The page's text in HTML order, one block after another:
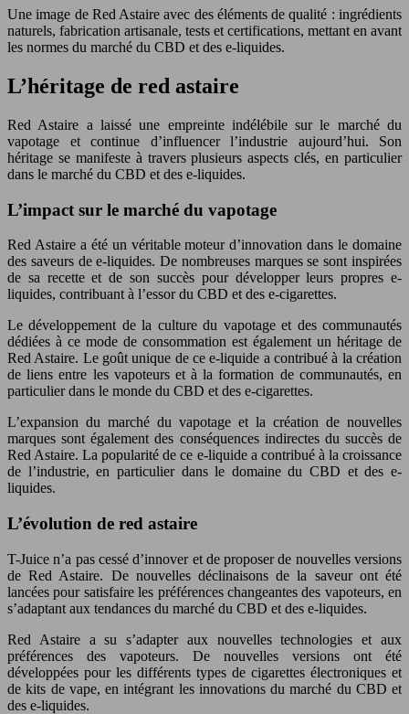
Une image de Red Astaire avec des éléments de qualité : ingrédients
naturels, fabrication artisanale, tests et certifications, mettant en avant
les normes du marché du CBD et des e-liquides.
L’héritage de red astaire
Red Astaire a laissé une empreinte indélébile sur le marché du
vapotage et continue d’influencer l’industrie aujourd’hui. Son
héritage se manifeste à travers plusieurs aspects clés, en particulier
dans le marché du CBD et des e-liquides.
L’impact sur le marché du vapotage
Red Astaire a été un véritable moteur d’innovation dans le domaine
des saveurs de e-liquides. De nombreuses marques se sont inspirées
de sa recette et de son succès pour développer leurs propres e-
liquides, contribuant à l’essor du CBD et des e-cigarettes.
Le développement de la culture du vapotage et des communautés
dédiées à ce mode de consommation est également un héritage de
Red Astaire. Le goût unique de ce e-liquide a contribué à la création
de liens entre les vapoteurs et à la formation de communautés, en
particulier dans le monde du CBD et des e-cigarettes.
L’expansion du marché du vapotage et la création de nouvelles
marques sont également des conséquences indirectes du succès de
Red Astaire. La popularité de ce e-liquide a contribué à la croissance
de l’industrie, en particulier dans le domaine du CBD et des e-
liquides.
L’évolution de red astaire
T-Juice n’a pas cessé d’innover et de proposer de nouvelles versions
de Red Astaire. De nouvelles déclinaisons de la saveur ont été
lancées pour satisfaire les préférences changeantes des vapoteurs, en
s’adaptant aux tendances du marché du CBD et des e-liquides.
Red Astaire a su s’adapter aux nouvelles technologies et aux
préférences des vapoteurs. De nouvelles versions ont été
développées pour les différents types de cigarettes électroniques et
de kits de vape, en intégrant les innovations du marché du CBD et
des e-liquides.